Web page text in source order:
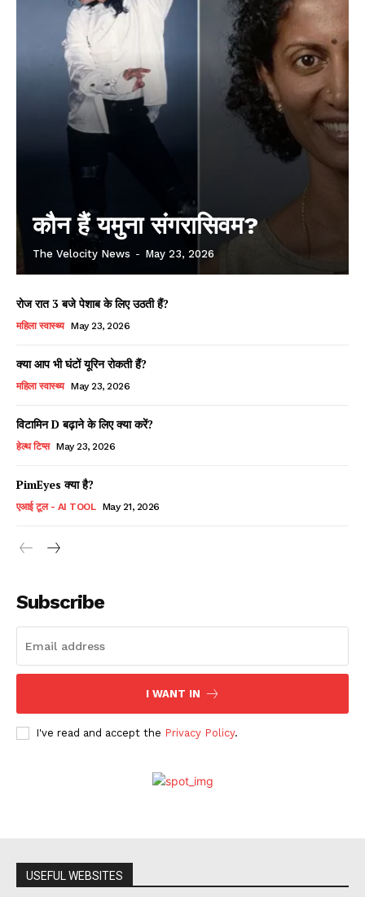
कौन हैं यमुना संगरासिवम?
The Velocity News - May 23, 2026
रोज रात 3 बजे पेशाब के लिए उठती हैं?
महिला स्वास्थ्य May 23, 2026
क्या आप भी घंटों यूरिन रोकती हैं?
महिला स्वास्थ्य May 23, 2026
विटामिन D बढ़ाने के लिए क्या करें?
हेल्थ टिप्स May 23, 2026
PimEyes क्या है?
एआई टूल - AI TOOL May 21, 2026
Subscribe
I WANT IN
I've read and accept the Privacy Policy.
USEFUL WEBSITES